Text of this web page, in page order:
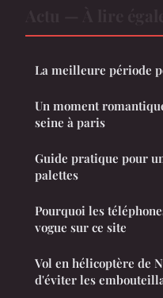
La meilleure période
Un moment
seine à paris
Guide pratique pour
palettes
Pourquoi les
vogue sur ce site
Vol en hélicoptère de
d'éviter les